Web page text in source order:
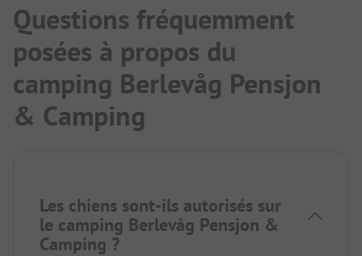
Questions fréquemment
posées à propos du
camping Berlevåg Pensjon
& Camping
Les chiens sont-ils autorisés sur
le camping Berlevåg Pensjon &
Camping ?